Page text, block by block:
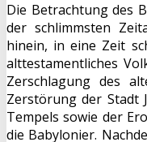
Die Betrachtung des
der schlimmsten
hinein, in eine Zeit
alttestamentliches
Zerschlagung des
Zerstörung der Stadt
Tempels sowie der
die Babylonier.